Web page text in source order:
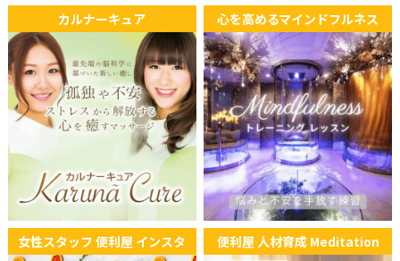
カルナーキュア 心を高めるマインドフルネス
女性スタッフ 便利屋 インスタ 便利屋 人材育成 Meditation